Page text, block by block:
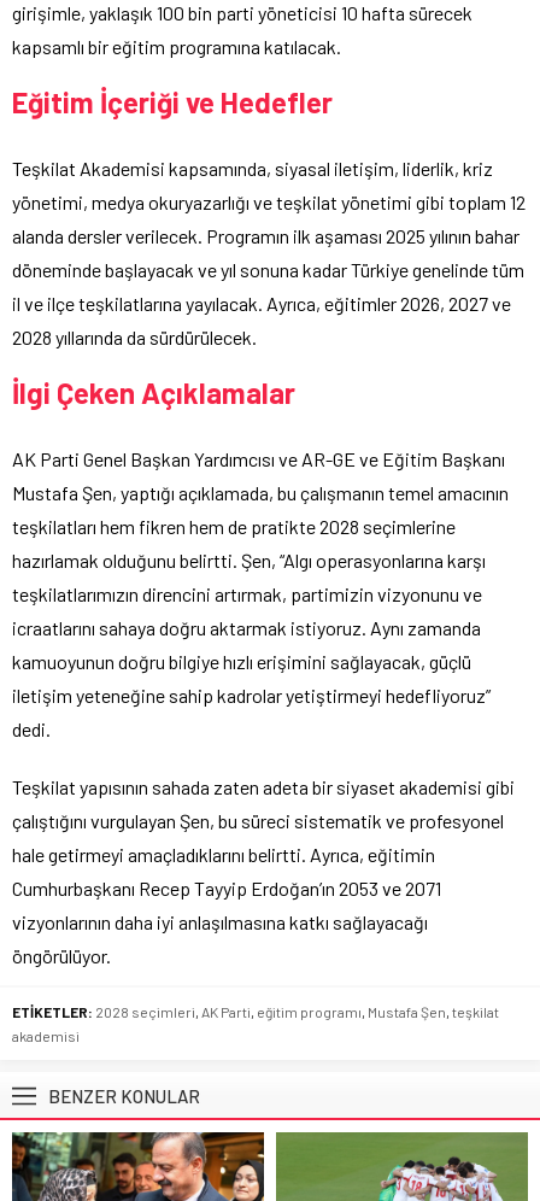
girişimle, yaklaşık 100 bin parti yöneticisi 10 hafta sürecek
kapsamlı bir eğitim programına katılacak.
Eğitim İçeriği ve Hedefler
Teşkilat Akademisi kapsamında, siyasal iletişim, liderlik, kriz
yönetimi, medya okuryazarlığı ve teşkilat yönetimi gibi toplam 12
alanda dersler verilecek. Programın ilk aşaması 2025 yılının bahar
döneminde başlayacak ve yıl sonuna kadar Türkiye genelinde tüm
il ve ilçe teşkilatlarına yayılacak. Ayrıca, eğitimler 2026, 2027 ve
2028 yıllarında da sürdürülecek.
İlgi Çeken Açıklamalar
AK Parti Genel Başkan Yardımcısı ve AR-GE ve Eğitim Başkanı
Mustafa Şen, yaptığı açıklamada, bu çalışmanın temel amacının
teşkilatları hem fikren hem de pratikte 2028 seçimlerine
hazırlamak olduğunu belirtti. Şen, “Algı operasyonlarına karşı
teşkilatlarımızın direncini artırmak, partimizin vizyonunu ve
icraatlarını sahaya doğru aktarmak istiyoruz. Aynı zamanda
kamuoyunun doğru bilgiye hızlı erişimini sağlayacak, güçlü
iletişim yeteneğine sahip kadrolar yetiştirmeyi hedefliyoruz”
dedi.
Teşkilat yapısının sahada zaten adeta bir siyaset akademisi gibi
çalıştığını vurgulayan Şen, bu süreci sistematik ve profesyonel
hale getirmeyi amaçladıklarını belirtti. Ayrıca, eğitimin
Cumhurbaşkanı Recep Tayyip Erdoğan’ın 2053 ve 2071
vizyonlarının daha iyi anlaşılmasına katkı sağlayacağı
öngörülüyor.
ETİKETLER: 2028 seçimleri, AK Parti, eğitim programı, Mustafa Şen, teşkilat
akademisi
BENZER KONULAR